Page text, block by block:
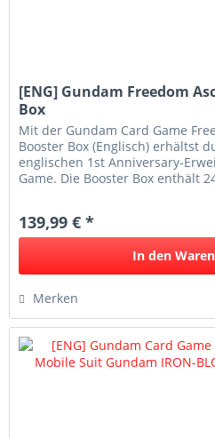
[ENG] Gundam Freedom
Box
Mit der Gundam Card Game
Booster Box (Englisch) erhältst
englischen 1st Anniversary-
Game. Die Booster Box enthält
139,99 € *
In den
Merken